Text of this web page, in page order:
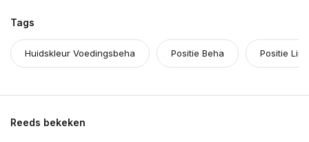
Tags
Huidskleur Voedingsbeha Positie Beha Positie
Reeds bekeken